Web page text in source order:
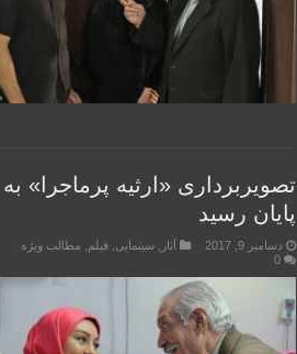
تصویربرداری «ارثیه پرماجرا» به
پایان رسید
دسامبر 9, 2017 آثار سینمایی فیلم
مطالب ویژه
0